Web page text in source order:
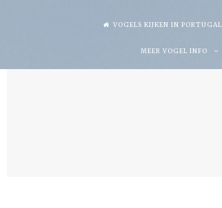
VOGELS KIJKEN IN PORTUGAL
MEER VOGEL INFO